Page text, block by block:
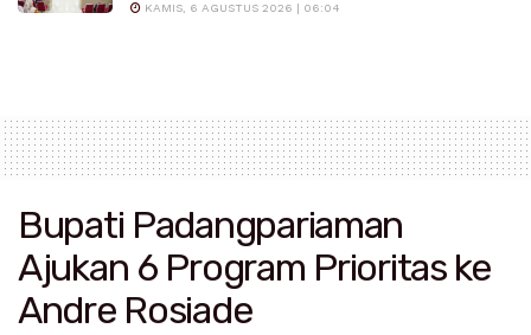
KAMIS, 6 AGUSTUS 2026 | 06:04
Bupati Padangpariaman
Ajukan 6 Program Prioritas ke
Andre Rosiade